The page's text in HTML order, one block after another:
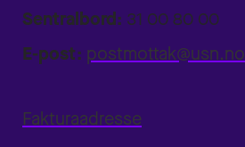
Sentralbord: 31 00 80 00
E-post: postmottak@usn.no
Fakturaadresse